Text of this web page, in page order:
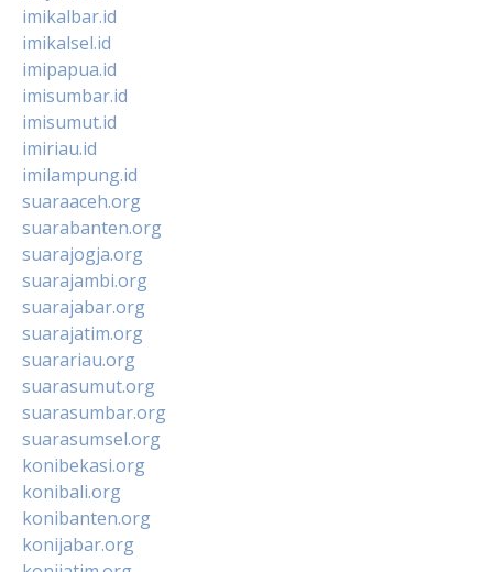
imikalbar.id
imikalsel.id
imipapua.id
imisumbar.id
imisumut.id
imiriau.id
imilampung.id
suaraaceh.org
suarabanten.org
suarajogja.org
suarajambi.org
suarajabar.org
suarajatim.org
suarariau.org
suarasumut.org
suarasumbar.org
suarasumsel.org
konibekasi.org
konibali.org
konibanten.org
konijabar.org